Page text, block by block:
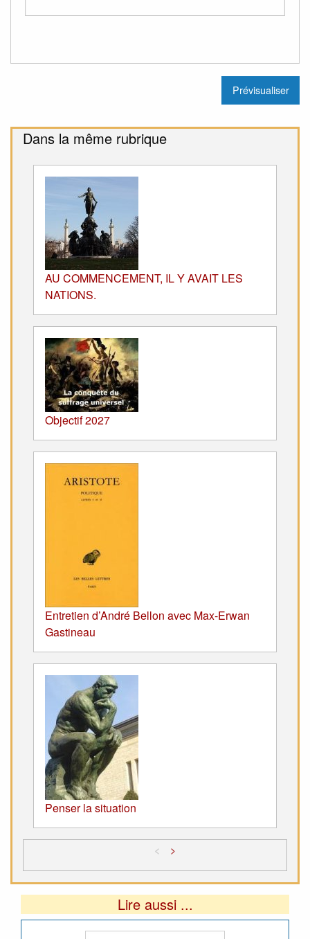
Dans la même rubrique
AU COMMENCEMENT, IL Y AVAIT LES
NATIONS.
Objectif 2027
Entretien d’André Bellon avec Max-Erwan
Gastineau
Penser la situation
< >
Lire aussi ...